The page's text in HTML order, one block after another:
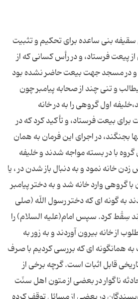
بنی ساعده برای تحکیم و تثبیت
پیعت فرستاد، و در رأس کسانی که از
و در مسجد جهت بیعت حاضر نشده بود
و تنی چند از صحابه پیامبر چون
اول گروهی را به در خانه
بیعت فرستاد، و تأکید کرد که در
بجنگند، در اجرای این فرمان به همان
گروه با در بسته مواجه شدند و خلیفه
خانه نمود و به دنبال باز شدن در ، یا
گروهی وارد خانه شد و به دختر پیامبر
به گونه ای که دختر رسول اللّه (صلی
سِقْط کرد. سپس امام(علیه السلام) را
از خانه بیرون آوردند و به زور به
همانگونه ای که بررسی کردیم با صرف
قابل اثبات است. گرچه برخی از
ناگوار در بعضی از متون اهل سنّت